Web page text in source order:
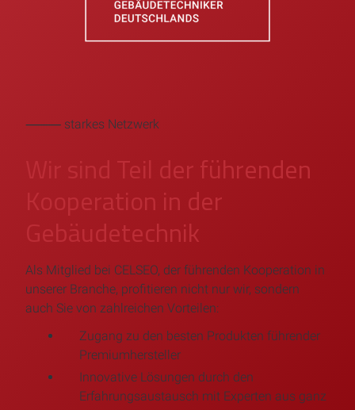
⸻ starkes Netzwerk
Wir sind Teil der führenden
Kooperation in der
Gebäudetechnik
Als Mitglied bei CELSEO, der führenden Kooperation in
unserer Branche, profitieren nicht nur wir, sondern
auch Sie von zahlreichen Vorteilen:
Zugang zu den besten Produkten führender
Premiumhersteller
Innovative Lösungen durch den
Erfahrungsaustausch mit Experten aus ganz